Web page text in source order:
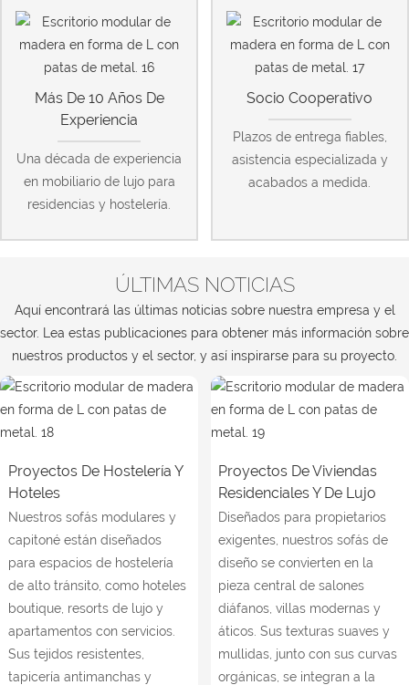
Más De 10 Años De
Experiencia
Una década de experiencia
en mobiliario de lujo para
residencias y hostelería.
Socio Cooperativo
Plazos de entrega fiables,
asistencia especializada y
acabados a medida.
ÚLTIMAS NOTICIAS
Aquí encontrará las últimas noticias sobre nuestra empresa y el
sector. Lea estas publicaciones para obtener más información sobre
nuestros productos y el sector, y así inspirarse para su proyecto.
Proyectos De Hostelería Y
Hoteles
Nuestros sofás modulares y
capitoné están diseñados
para espacios de hostelería
de alto tránsito, como hoteles
boutique, resorts de lujo y
apartamentos con servicios.
Sus tejidos resistentes,
tapicería antimanchas y
Proyectos De Viviendas
Residenciales Y De Lujo
Diseñados para propietarios
exigentes, nuestros sofás de
diseño se convierten en la
pieza central de salones
diáfanos, villas modernas y
áticos. Sus texturas suaves y
mullidas, junto con sus curvas
orgánicas, se integran a la